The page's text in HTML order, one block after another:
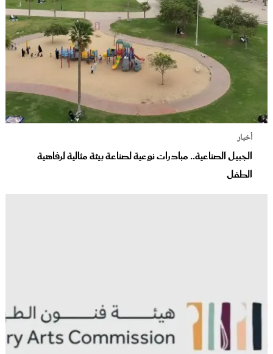
أخبار
الجبيل الصناعية.. مبادرات نوعية لصناعة بيئة مثالية لرفاهية
الطفل